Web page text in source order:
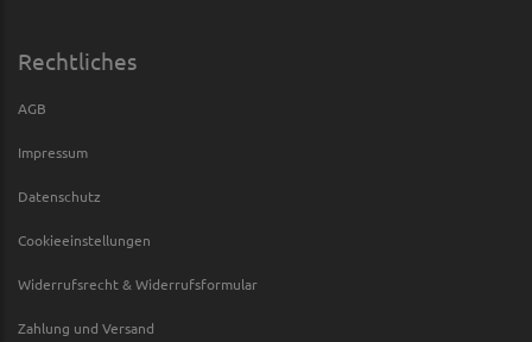
Rechtliches
AGB
Impressum
Datenschutz
Cookieeinstellungen
Widerrufsrecht & Widerrufsformular
Zahlung und Versand